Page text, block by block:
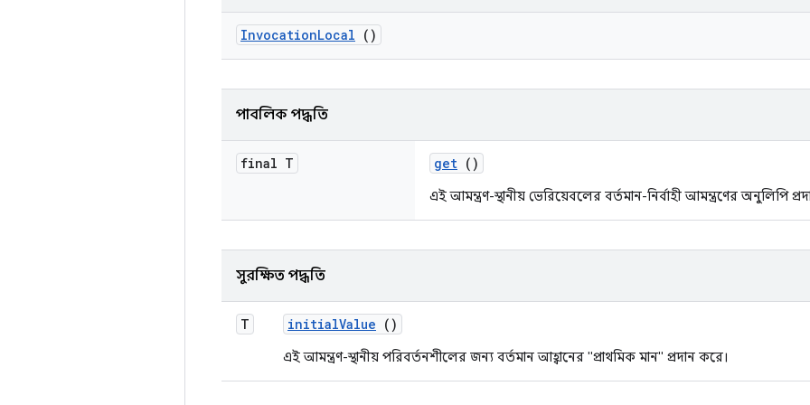
InvocationLocal ()
পাবলিক পদ্ধতি
final T get ()
এই আমন্ত্রণ-স্থানীয় ভেরিয়েবলের বর্তমান-নির্বাহী আমন্ত্রণের অনুলিপি
সুরক্ষিত পদ্ধতি
T initialValue ()
এই আমন্ত্রণ-স্থানীয় পরিবর্তনশীলের জন্য বর্তমান আহ্বানের "প্রাথমিক মান" প্রদান করে।